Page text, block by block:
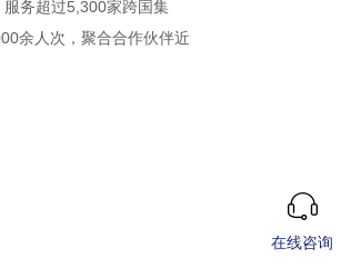
务超过5,300家跨国集
余人次，聚合合作伙伴近
在线咨询